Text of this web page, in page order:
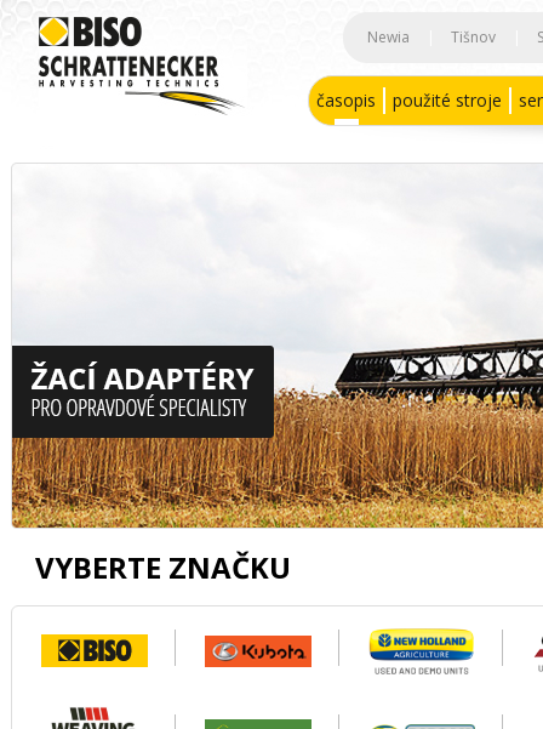
Newia Tišnov
časopis použité stroje
VYBERTE ZNAČKU